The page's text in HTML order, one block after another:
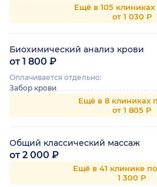
Ещё в 105
от 1 030 Р
Биохимический анализ крови
от 1 800 ₽
Оплачивается отдельно:
Забор крови
Ещё в 8 клиниках
от 1 805 Р
Общий классический массаж
от 2 000 ₽
Ещё в 41 клинике
1 300 Р